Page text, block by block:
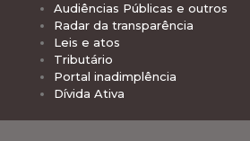
Audiências Públicas e outros
Radar da transparência
Leis e atos
Tributário
Portal inadimplência
Dívida Ativa